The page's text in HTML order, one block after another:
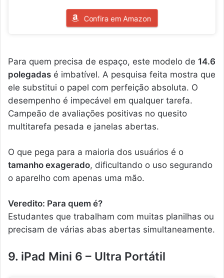
Confira em Amazon
Para quem precisa de espaço, este modelo de 14.6
polegadas é imbatível. A pesquisa feita mostra que
ele substitui o papel com perfeição absoluta. O
desempenho é impecável em qualquer tarefa.
Campeão de avaliações positivas no quesito
multitarefa pesada e janelas abertas.
O que pega para a maioria dos usuários é o
tamanho exagerado, dificultando o uso segurando
o aparelho com apenas uma mão.
Veredito: Para quem é?
Estudantes que trabalham com muitas planilhas ou
precisam de várias abas abertas simultaneamente.
9. iPad Mini 6 – Ultra Portátil